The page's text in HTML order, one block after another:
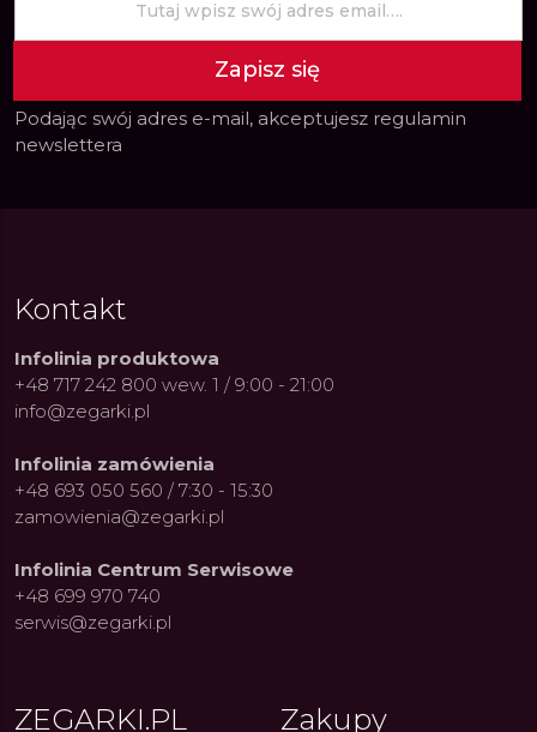
Zapisz się
Podając swój adres e-mail, akceptujesz regulamin
newslettera
Kontakt
Infolinia produktowa
+48 717 242 800 wew. 1 / 9:00 - 21:00
info@zegarki.pl
Infolinia zamówienia
+48 693 050 560 / 7:30 - 15:30
zamowienia@zegarki.pl
Infolinia Centrum Serwisowe
+48 699 970 740
serwis@zegarki.pl
ZEGARKI.PL Zakupy